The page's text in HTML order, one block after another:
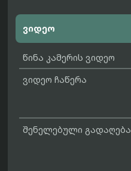
ვიდეო
წინა კამერის ვიდეო
ვიდეო ჩაწერა
შენელებული გადაღება